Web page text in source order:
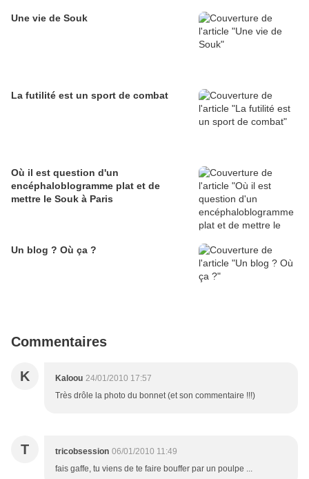
Une vie de Souk
La futilité est un sport de combat
Où il est question d'un
encéphaloblogramme plat et de
mettre le Souk à Paris
Un blog ? Où ça ?
Commentaires
K Kaloou 24/01/2010 17:57
Très drôle la photo du bonnet (et son commentaire !!!)
T tricobsession 06/01/2010 11:49
fais gaffe, tu viens de te faire bouffer par un poulpe ...